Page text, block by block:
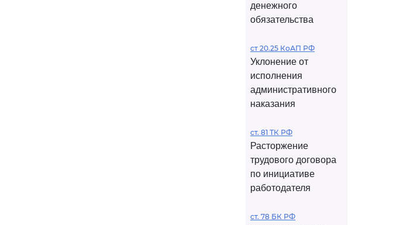
денежного
обязательства
ст 20.25 КоАП РФ
Уклонение от
исполнения
административного
наказания
ст. 81 ТК РФ
Расторжение
трудового договора
по инициативе
работодателя
ст. 78 БК РФ